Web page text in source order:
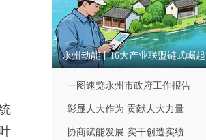
永州动能丨16大产业联盟链式崛起
| 一图速览永州市政府工作报告
| 彰显人大作为 贡献人大力量
| 协商赋能发展 实干创造实绩